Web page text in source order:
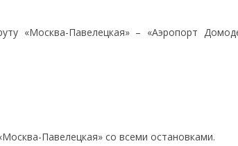
«Москва-Павелецкая» – «Аэропорт
Павелецкая» со всеми остановками.